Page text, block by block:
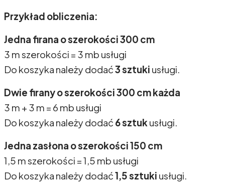
Przykład obliczenia:
Jedna firana o szerokości 300 cm
3 m szerokości = 3 mb usługi
Do koszyka należy dodać3 sztuki usługi.
Dwie firany o szerokości 300 cm każda
3 m + 3 m = 6 mb usługi
Do koszyka należy dodać 6 sztuk usługi.
Jedna zasłona o szerokości 150 cm
1,5 m szerokości = 1,5 mb usługi
Do koszyka należy dodać1,5 sztuki usługi.